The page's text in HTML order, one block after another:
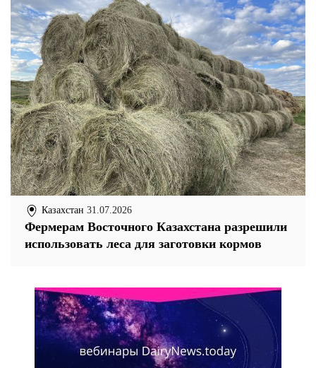
Казахстан 31.07.2026
Фермерам Восточного Казахстана разрешили
использовать леса для заготовки кормов